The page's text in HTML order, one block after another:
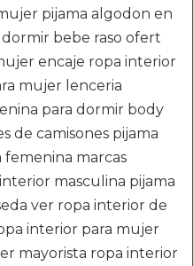
pijama algodon en
bebe raso ofert
encaje ropa interior
mujer lenceria
para dormir body
de camisones pijama
marcas
masculina pijama
ver ropa interior de
interior para mujer
mayorista ropa interior